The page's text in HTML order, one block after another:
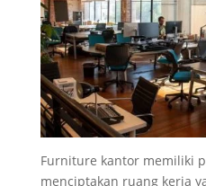
Furniture kantor memiliki
menciptakan ruang kerja